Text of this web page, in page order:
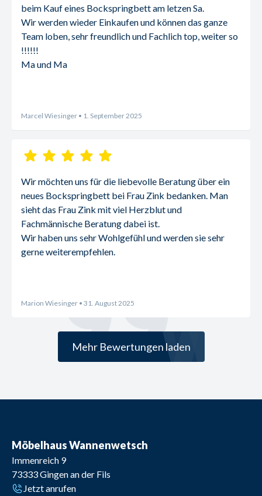
beim Kauf eines Bockspringbett am letzen Sa.
Wir werden wieder Einkaufen und können das ganze
Team loben, sehr freundlich und Fachlich top, weiter so
!!!!!!
Ma und Ma
Marcel Wiesinger • 1. September 2025
Wir möchten uns für die liebevolle Beratung über ein
neues Bockspringbett bei Frau Zink bedanken. Man
sieht das Frau Zink mit viel Herzblut und
Fachmännische Beratung dabei ist.
Wir haben uns sehr Wohlgefühl und werden sie sehr
gerne weiterempfehlen.
Marion Wiesinger • 31. August 2025
Mehr Bewertungen laden
Möbelhaus Wannenwetsch
Immenreich 9
73333Gingen an der Fils
Jetzt anrufen